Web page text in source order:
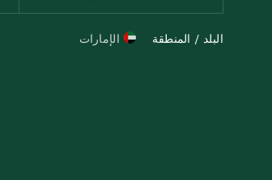
البلد / المنطقة الإمارات